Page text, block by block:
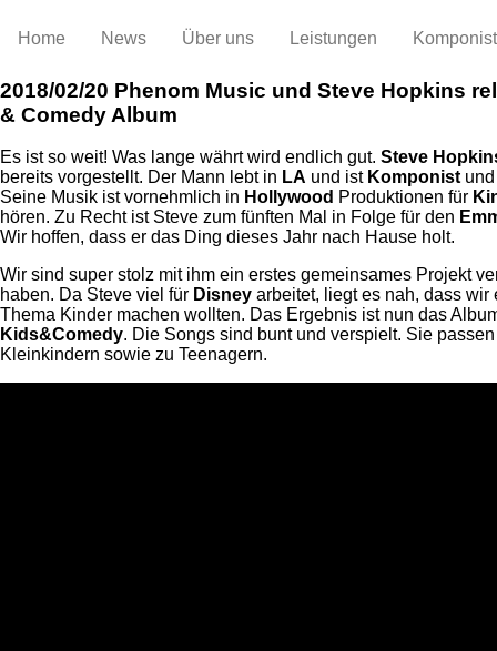
Home News Über uns Leistungen
2018/02/20 Phenom Music und Steve Hopkins
& Comedy Album
Es ist so weit! Was lange währt wird endlich gut. Steve
bereits vorgestellt. Der Mann lebt in LA und ist Komponist
Seine Musik ist vornehmlich in Hollywood Produktionen für
hören. Zu Recht ist Steve zum fünften Mal in Folge für den
Wir hoffen, dass er das Ding dieses Jahr nach Hause holt.
Wir sind super stolz mit ihm ein erstes gemeinsames Projekt
haben. Da Steve viel für Disney arbeitet, liegt es nah, dass wir
Thema Kinder machen wollten. Das Ergebnis ist nun das
Kids&Comedy. Die Songs sind bunt und verspielt. Sie
Kleinkindern sowie zu Teenagern.